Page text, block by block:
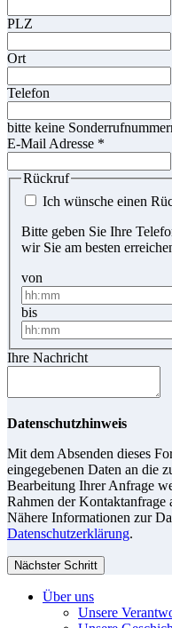
PLZ
Ort
Telefon
bitte keine
E-Mail Adresse *
Rückruf
Ich wünsche einen
Bitte geben Sie Ihre
wir Sie am besten
von
bis
Ihre Nachricht
Datenschutzhinweis
Mit dem Absenden dieses
eingegebenen Daten an die
Bearbeitung Ihrer Anfrage
Rahmen der Kontaktanfrage
Nähere Informationen zur
Datenschutzerklärung.
Nächster Schritt
Über uns
Unsere